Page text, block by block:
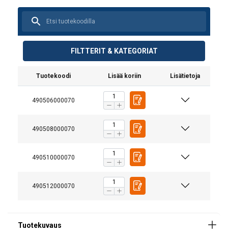
FILTTERIT & KATEGORIAT
Tuotekoodi Lisää koriin Lisätietoja
490506000070
490508000070
490510000070
490512000070
Standardi: